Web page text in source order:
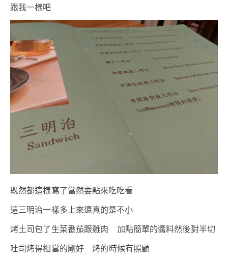
跟我一樣吧
既然都這樣寫了當然要點來吃吃看
這三明治一樣多上來還真的是不小
烤土司包了生菜番茄跟雞肉 加點簡單的醬料然後對半切
吐司烤得相當的剛好 烤的時候有照顧